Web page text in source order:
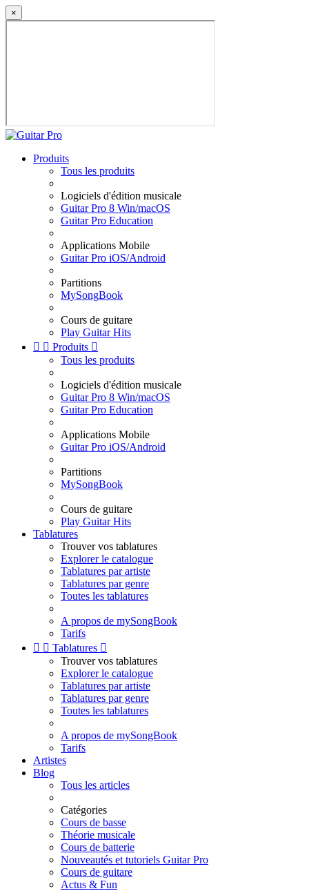
×
Produits
Tous les produits
Logiciels d'édition musicale
Guitar Pro 8 Win/macOS
Guitar Pro Education
Applications Mobile
Guitar Pro iOS/Android
Partitions
MySongBook
Cours de guitare
Play Guitar Hits
  Produits 
Tous les produits
Logiciels d'édition musicale
Guitar Pro 8 Win/macOS
Guitar Pro Education
Applications Mobile
Guitar Pro iOS/Android
Partitions
MySongBook
Cours de guitare
Play Guitar Hits
Tablatures
Trouver vos tablatures
Explorer le catalogue
Tablatures par artiste
Tablatures par genre
Toutes les tablatures
A propos de mySongBook
Tarifs
  Tablatures 
Trouver vos tablatures
Explorer le catalogue
Tablatures par artiste
Tablatures par genre
Toutes les tablatures
A propos de mySongBook
Tarifs
Artistes
Blog
Tous les articles
Catégories
Cours de basse
Théorie musicale
Cours de batterie
Nouveautés et tutoriels Guitar Pro
Cours de guitare
Actus & Fun